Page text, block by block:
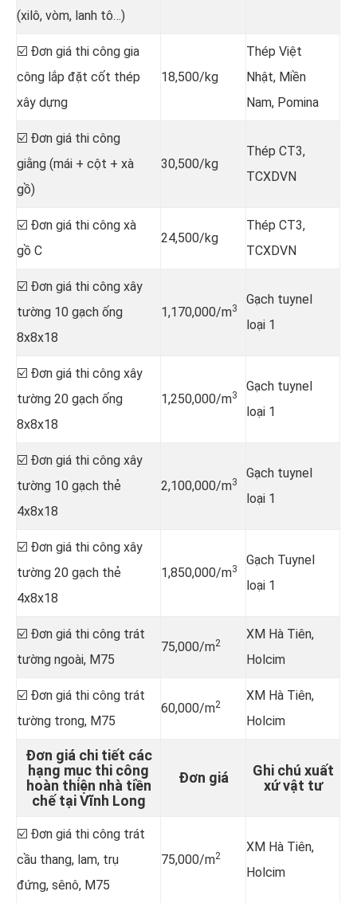
(xilô, vòm, lanh tô…)
☑️ Đơn giá thi công gia
công lắp đặt cốt thép
xây dựng
18,500/kg
Thép Việt
Nhật, Miền
Nam, Pomina
☑️ Đơn giá thi công
giằng (mái + cột + xà
gồ)
30,500/kg
Thép CT3,
TCXDVN
☑️ Đơn giá thi công xà
gồ C
24,500/kg
Thép CT3,
TCXDVN
☑️ Đơn giá thi công xây
tường 10 gạch ống
8x8x18
1,170,000/m3
Gạch tuynel
loại 1
☑️ Đơn giá thi công xây
tường 20 gạch ống
8x8x18
1,250,000/m3
Gạch tuynel
loại 1
☑️ Đơn giá thi công xây
tường 10 gạch thẻ
4x8x18
2,100,000/m3
Gạch tuynel
loại 1
☑️ Đơn giá thi công xây
tường 20 gạch thẻ
4x8x18
1,850,000/m3
Gạch Tuynel
loại 1
☑️ Đơn giá thi công trát
tường ngoài, M75
75,000/m2
XM Hà Tiên,
Holcim
☑️ Đơn giá thi công trát
tường trong, M75
60,000/m2
XM Hà Tiên,
Holcim
Đơn giá chi tiết các
hạng mục thi công
hoàn thiện nhà tiền
chế tại Vĩnh Long
Đơn giá
Ghi chú xuất
xứ vật tư
☑️ Đơn giá thi công trát
cầu thang, lam, trụ
đứng, sênô, M75
75,000/m2
XM Hà Tiên,
Holcim